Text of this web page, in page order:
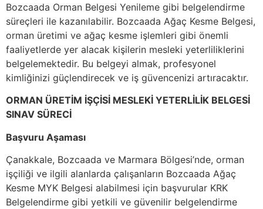
Bozcaada Orman Belgesi Yenileme gibi belgelendirme
süreçleri ile kazanılabilir. Bozcaada Ağaç Kesme Belgesi,
orman üretimi ve ağaç kesme işlemleri gibi önemli
faaliyetlerde yer alacak kişilerin mesleki yeterliliklerini
belgelemektedir. Bu belgeyi almak, profesyonel
kimliğinizi güçlendirecek ve iş güvencenizi artıracaktır.
ORMAN ÜRETİM İŞÇİSİ MESLEKİ YETERLİLİK BELGESİ
SINAV SÜRECİ
Başvuru Aşaması
Çanakkale, Bozcaada ve Marmara Bölgesi’nde, orman
işçiliği ve ilgili alanlarda çalışanların Bozcaada Ağaç
Kesme MYK Belgesi alabilmesi için başvurular KRK
Belgelendirme gibi yetkili ve güvenilir belgelendirme